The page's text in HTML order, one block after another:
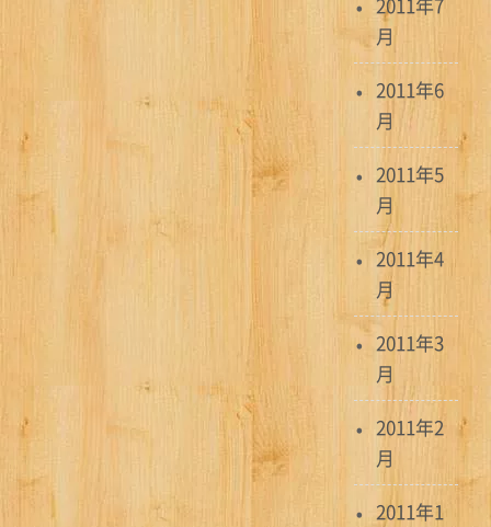
月
2011年6
月
2011年5
月
2011年4
月
2011年3
月
2011年2
月
2011年1